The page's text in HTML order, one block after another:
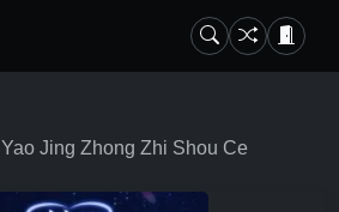
Yao Jing Zhong Zhi Shou Ce